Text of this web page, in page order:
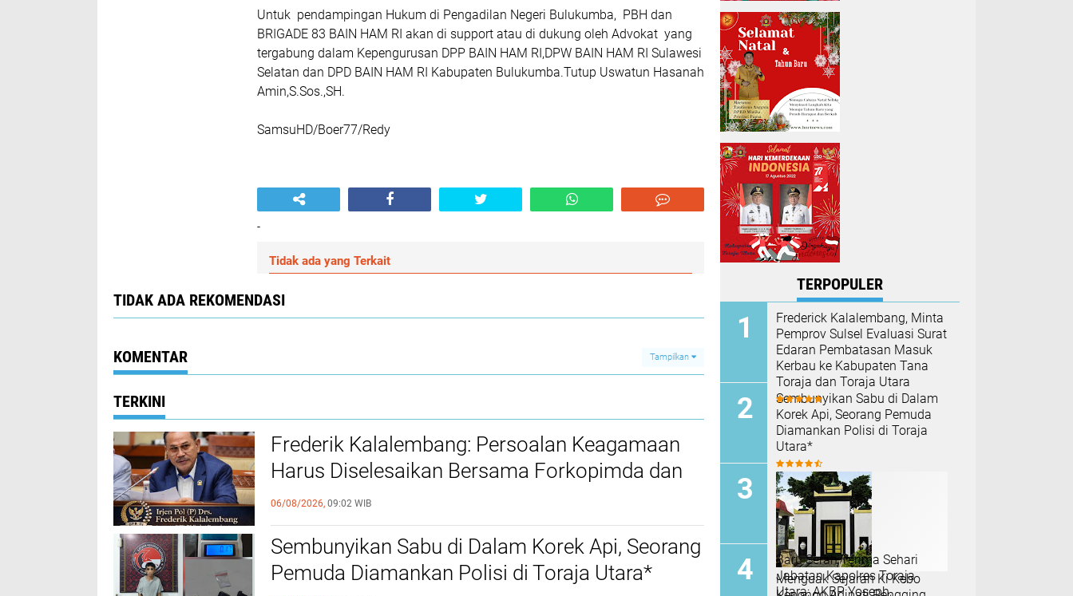
Untuk pendampingan Hukum di Pengadilan Negeri Bulukumba, PBH dan
BRIGADE 83 BAIN HAM RI akan di support atau di dukung oleh Advokat yang
tergabung dalam Kepengurusan DPP BAIN HAM RI,DPW BAIN HAM RI Sulawesi
Selatan dan DPD BAIN HAM RI Kabupaten Bulukumba.Tutup Uswatun Hasanah
Amin,S.Sos.,SH.
SamsuHD/Boer77/Redy
-
Tidak ada yang Terkait
TIDAK ADA REKOMENDASI
KOMENTAR Tampilkan
TERKINI
Frederik Kalalembang: Persoalan Keagamaan
Harus Diselesaikan Bersama Forkopimda dan
FKUB
06/08/2026, 09:02 WIB
Sembunyikan Sabu di Dalam Korek Api, Seorang
Pemuda Diamankan Polisi di Toraja Utara*
TERPOPULER
Frederick Kalalembang, Minta
Pemprov Sulsel Evaluasi Surat
Edaran Pembatasan Masuk
Kerbau ke Kabupaten Tana
Toraja dan Toraja Utara
Sembunyikan Sabu di Dalam
Korek Api, Seorang Pemuda
Diamankan Polisi di Toraja
Utara*
Menguak Sejarah Ki Kebo
Baru Serah Terima Sehari
Jabatan Kapolres Toraja
Utara: AKBP Yoseph,